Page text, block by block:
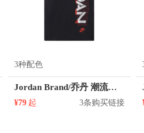
3种配色
Jordan Brand/乔丹 潮流反光Ss Tee Black短袖T恤 CU1684
¥79 起 3条购买链接